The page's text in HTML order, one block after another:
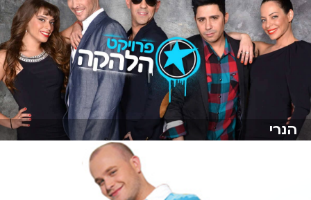
הנרי